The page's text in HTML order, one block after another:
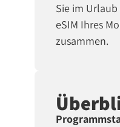
Sie im
eSIM Ihres
zusammen.